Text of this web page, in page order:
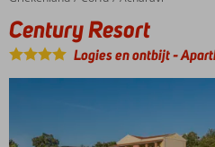
waterpark!
All
Century Resort
Logies en ontbijt-